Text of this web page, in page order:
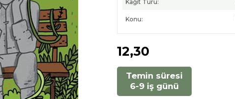
Kağıt Türü:
Konu:
12,30
Temin süresi
6-9 iş günü